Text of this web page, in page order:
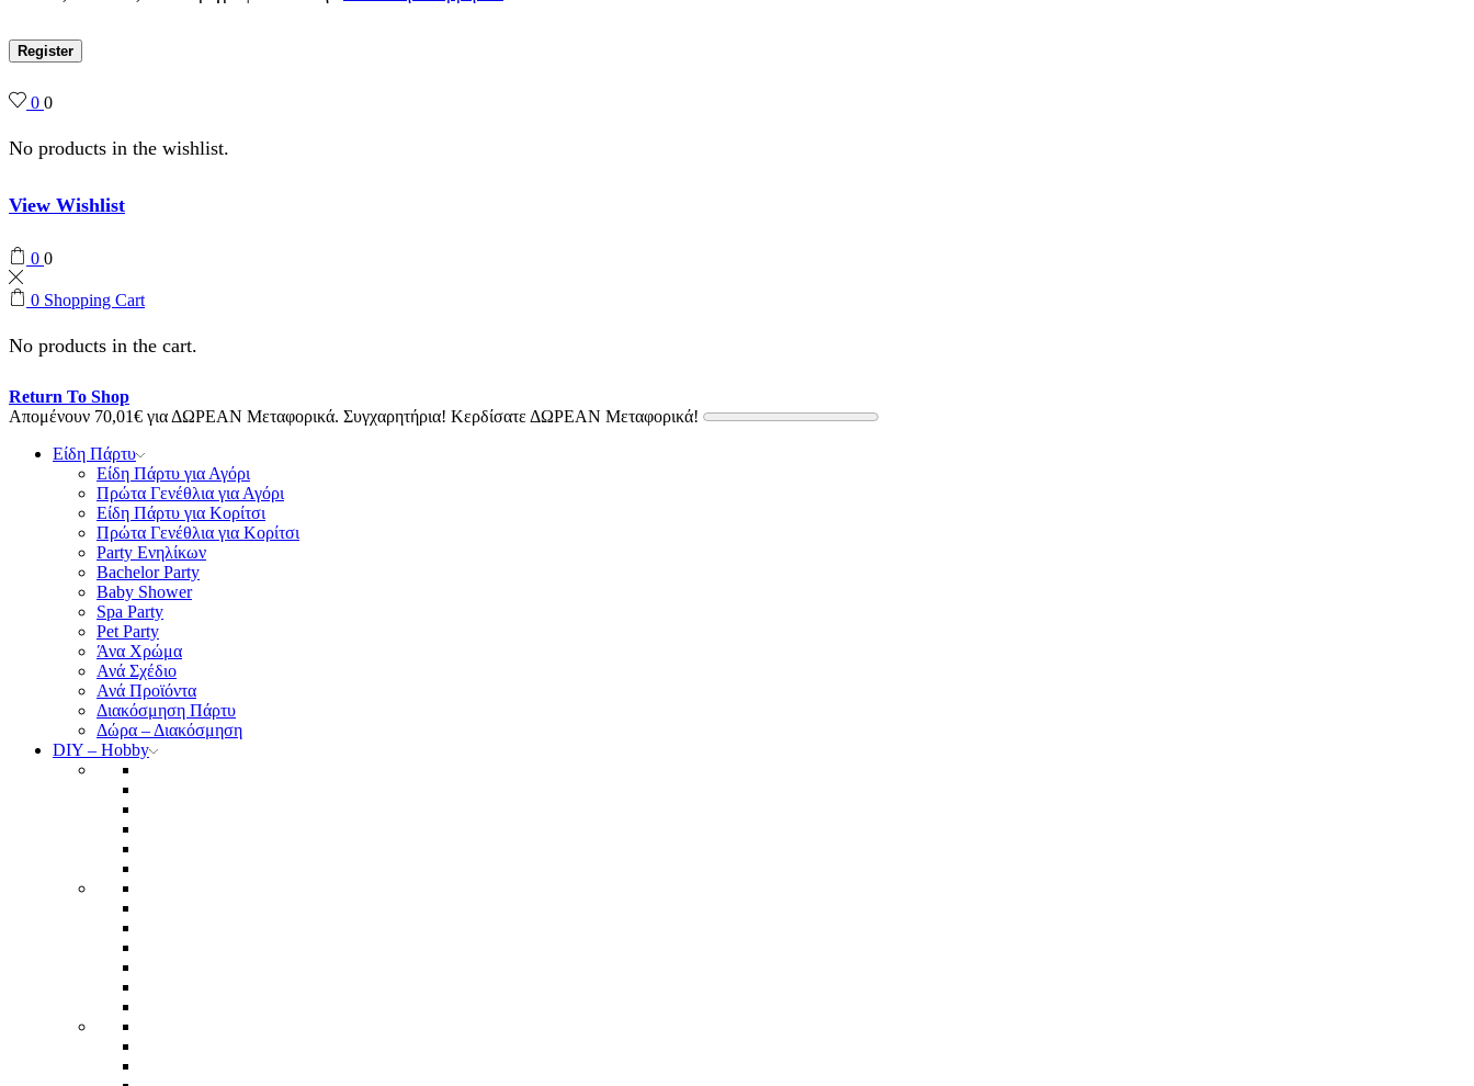
Register
0 0
No products in the wishlist.
View Wishlist
0 0
0 Shopping Cart
No products in the cart.
Return To Shop
Απομένουν 70,01€ για ΔΩΡΕΑΝ Μεταφορικά. Συγχαρητήρια! Κερδίσατε ΔΩΡΕΑΝ Μεταφορικά!
Είδη Πάρτυ
Είδη Πάρτυ για Αγόρι
Πρώτα Γενέθλια για Αγόρι
Είδη Πάρτυ για Κορίτσι
Πρώτα Γενέθλια για Κορίτσι
Party Ενηλίκων
Bachelor Party
Baby Shower
Spa Party
Pet Party
Άνα Χρώμα
Ανά Σχέδιο
Ανά Προϊόντα
Διακόσμηση Πάρτυ
Δώρα – Διακόσμηση
DIY – Hobby